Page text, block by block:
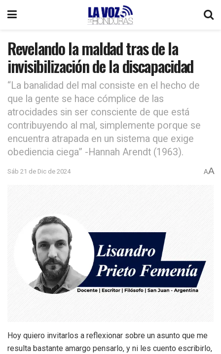
Revelando la maldad tras de la
invisibilización de la discapacidad
“La banalidad del mal consiste en el hecho de
que la gente se hace cómplice de las
atrocidades sin ser consciente de que está
contribuyendo al mal, simplemente porque se
encuentra atrapada en un sistema que exige
obediencia ciega” -Hannah Arendt (1963).
Sáb 21 de Dic de 2024 AA
Hoy quiero invitarlos a reflexionar sobre un asunto que me
resulta bastante amargo pensarlo, y ni les cuento escribirlo,